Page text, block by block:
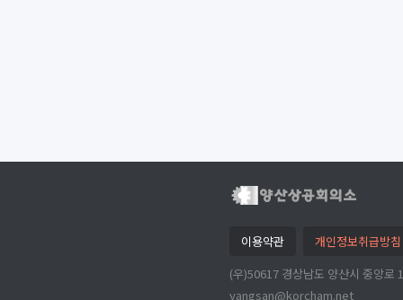
이용약관
개인정보취급방침
(우)50617 경상남도 양산시 중앙로
yangsan@korcham.net